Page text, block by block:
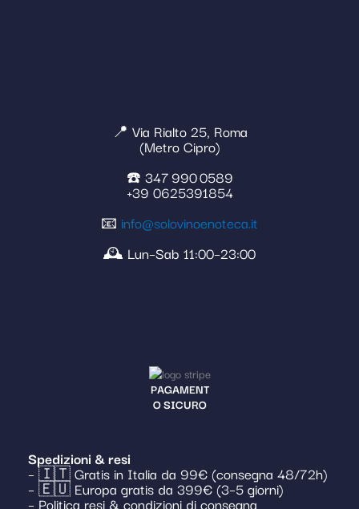
📍 Via Rialto 25, Roma
(Metro Cipro)
☎️ 347 990 0589
+39 0625391854
📧 info@solovinoenoteca.it
🕰️ Lun–Sab 11:00–23:00
PAGAMENT
O SICURO
Spedizioni & resi
– 🇮🇹 Gratis in Italia da 99€ (consegna 48/72h)
– 🇪🇺 Europa gratis da 399€ (3–5 giorni)
– Politica resi & condizioni di consegna